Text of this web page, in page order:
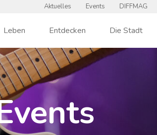
Aktuelles Events DIFFMAG
Leben Entdecken Die Stadt